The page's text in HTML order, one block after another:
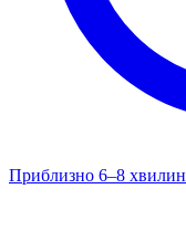
Приблизно 6–8 хвилин